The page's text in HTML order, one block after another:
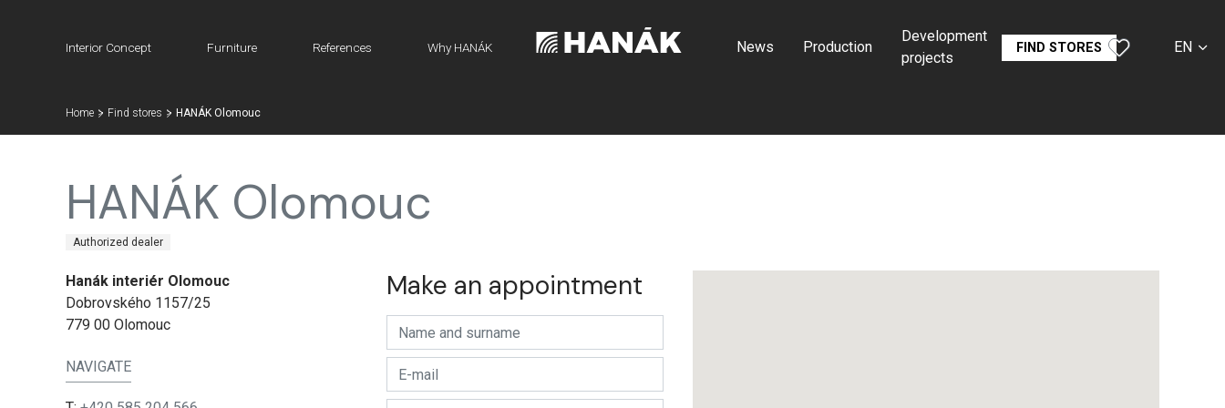
Interior Concept Furniture References Why HANÁK News Production
Development
projects
FIND STORES EN
Home Find stores HANÁK Olomouc
HANÁK Olomouc
Authorized dealer
Hanák interiér Olomouc
Dobrovského 1157/25
779 00 Olomouc
NAVIGATE
Make an appointment